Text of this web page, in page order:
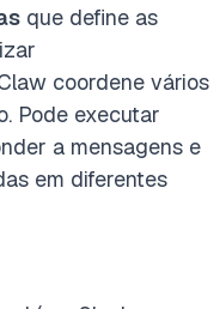
que define as
coordene vários
Pode executar
a mensagens e
em diferentes